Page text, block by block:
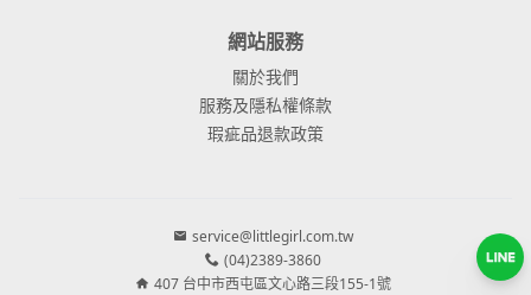
網站服務
關於我們
服務及隱私權條款
瑕疵品退款政策
service@littlegirl.com.tw
(04)2389-3860
407 台中市西屯區文心路三段155-1號